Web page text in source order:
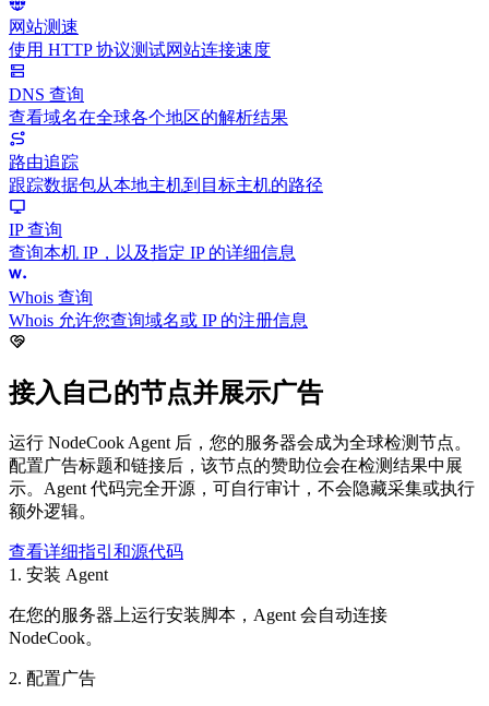
网站测速
使用 HTTP 协议测试网站连接速度
DNS 查询
查看域名在全球各个地区的解析结果
路由追踪
跟踪数据包从本地主机到目标主机的路径
IP 查询
查询本机 IP，以及指定 IP 的详细信息
Whois 查询
Whois 允许您查询域名或 IP 的注册信息
接入自己的节点并展示广告
运行 NodeCook Agent 后，您的服务器会成为全球检测节点。
配置广告标题和链接后，该节点的赞助位会在检测结果中展
示。Agent 代码完全开源，可自行审计，不会隐藏采集或执行
额外逻辑。
查看详细指引和源代码
1. 安装 Agent
在您的服务器上运行安装脚本，Agent 会自动连接
NodeCook。
2. 配置广告